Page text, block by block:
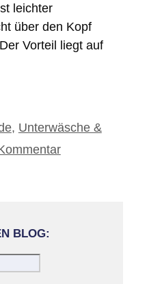
leichter
über den Kopf
Vorteil liegt auf
, Unterwäsche &
BLOG: